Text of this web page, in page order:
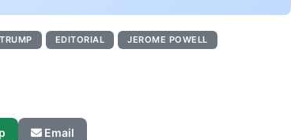
EDITORIAL
JEROME POWELL
Email